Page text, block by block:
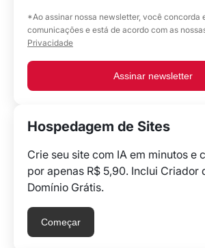
*Ao assinar nossa newsletter, você concorda
comunicações e está de acordo com as
Privacidade
Assinar newsletter
Hospedagem de Sites
Crie seu site com IA em minutos e
por apenas R$ 5,90. Inclui Criador
Domínio Grátis.
Começar